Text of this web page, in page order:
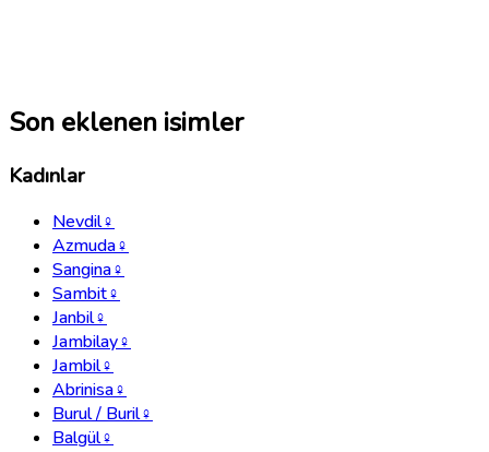
Son eklenen isimler
Kadınlar
Nevdil♀
Azmuda♀
Sangina♀
Sambit♀
Janbil♀
Jambilay♀
Jambil♀
Abrinisa♀
Burul / Buril♀
Balgül♀